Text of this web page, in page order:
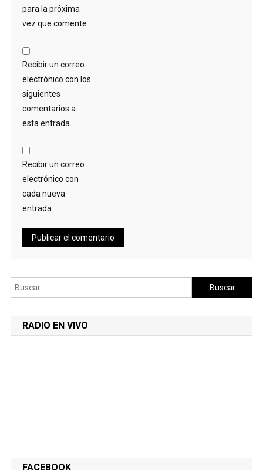
para la próxima
vez que comente.
Recibir un correo
electrónico con los
siguientes
comentarios a
esta entrada.
Recibir un correo
electrónico con
cada nueva
entrada.
Buscar:
RADIO EN VIVO
FACEBOOK